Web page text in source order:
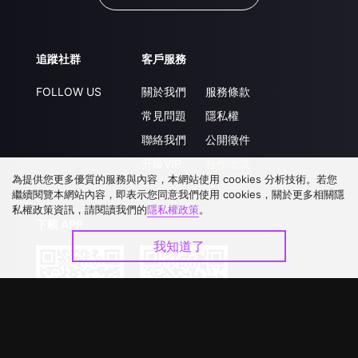
追蹤社群
FOLLOW US
客戶服務
關於我們
常見問題
聯絡我們
服務條款
隱私權
公開徵件
為提供您更多優質的服務與內容，本網站使用 cookies 分析技術。若您
繼續閱覽本網站內容，即表示您同意我們使用 cookies，關於更多相關隱
私權政策資訊，請閱讀我們的隱私權政策。
我知道了